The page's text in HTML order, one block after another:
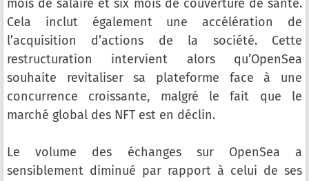
mois de salaire et six mois de couverture de santé.
Cela inclut également une accélération de
l’acquisition d’actions de la société. Cette
restructuration intervient alors qu’OpenSea
souhaite revitaliser sa plateforme face à une
concurrence croissante, malgré le fait que le
marché global des NFT est en déclin.
Le volume des échanges sur OpenSea a
sensiblement diminué par rapport à celui de ses